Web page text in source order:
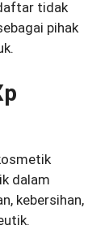
tidak
pihak
dalam
kebersihan,